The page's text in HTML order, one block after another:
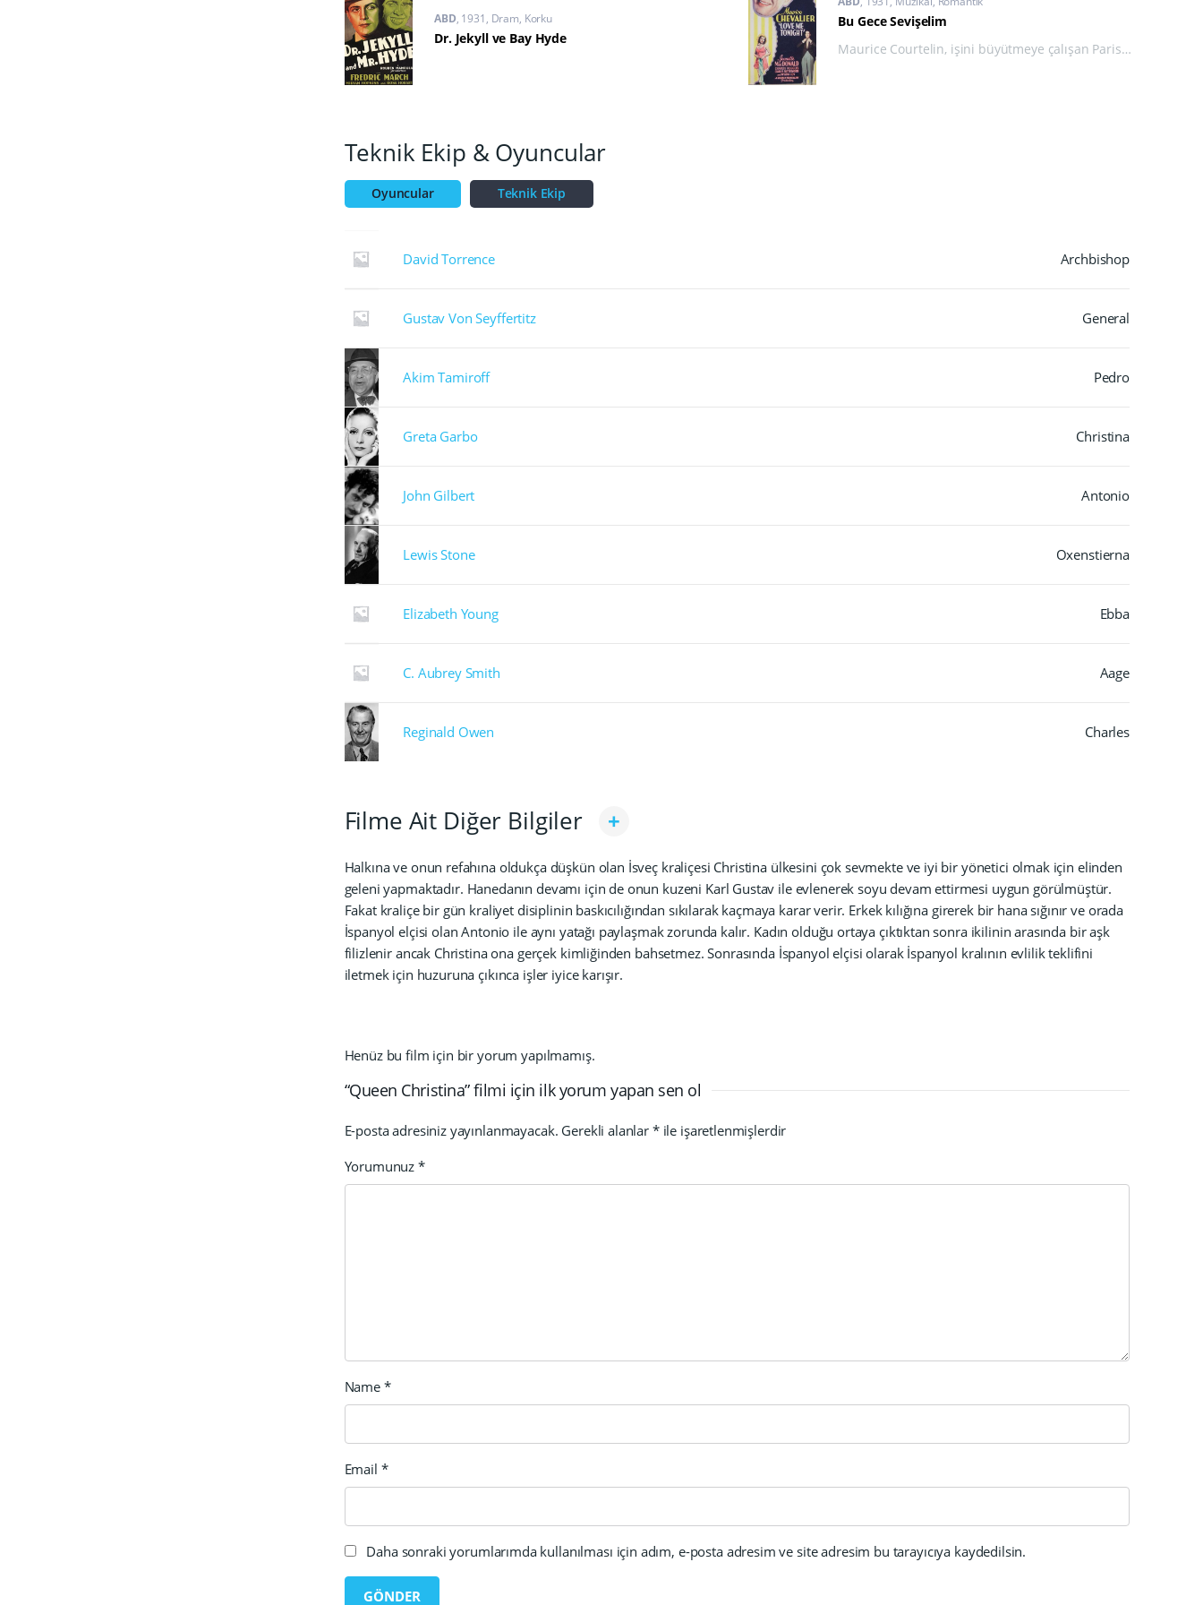
ABD 1931 Dram, Korku
Dr. Jekyll ve Bay Hyde
Bu Gece Sevişelim
Maurice Courtelin, işini büyütmeye çalışan Parisli
Teknik Ekip & Oyuncular
Oyuncular Teknik Ekip
David Torrence Archbishop
Gustav Von Seyffertitz General
Akim Tamiroff Pedro
Greta Garbo Christina
John Gilbert Antonio
Lewis Stone Oxenstierna
Elizabeth Young Ebba
C. Aubrey Smith Aage
Reginald Owen Charles
Filme Ait Diğer Bilgiler
Halkına ve onun refahına oldukça düşkün olan İsveç kraliçesi Christina ülkesini çok sevmekte ve iyi bir yönetici olmak için elinden
geleni yapmaktadır. Hanedanın devamı için de onun kuzeni Karl Gustav ile evlenerek soyu devam ettirmesi uygun görülmüştür.
Fakat kraliçe bir gün kraliyet disiplinin baskıcılığından sıkılarak kaçmaya karar verir. Erkek kılığına girerek bir hana sığınır ve orada
İspanyol elçisi olan Antonio ile aynı yatağı paylaşmak zorunda kalır. Kadın olduğu ortaya çıktıktan sonra ikilinin arasında bir aşk
filizlenir ancak Christina ona gerçek kimliğinden bahsetmez. Sonrasında İspanyol elçisi olarak İspanyol kralının evlilik teklifini
iletmek için huzuruna çıkınca işler iyice karışır.
“Queen Christina” filmi için ilk yorum yapan sen ol
E-posta adresiniz yayınlanmayacak. Gerekli alanlar *ile işaretlenmişlerdir
Yorumunuz *
Name *
Email *
Daha sonraki yorumlarımda kullanılması için adım, e-posta adresim ve site adresim bu tarayıcıya kaydedilsin.
Henüz bu film için bir yorum yapılmamış.